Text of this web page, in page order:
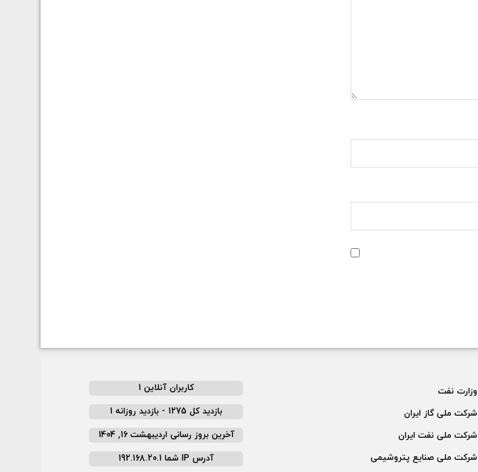
وزارت نفت
شركت ملی گاز ايران
شركت ملی نفت ايران
شركت ملی صنايع پتروشيمی
کاربران آنلاین 1
بازدید کل 1275 - بازدید روزانه 1
آخرین بروز رسانی اردیبهشت 16, 1404
آدرس IP شما 192.168.20.1